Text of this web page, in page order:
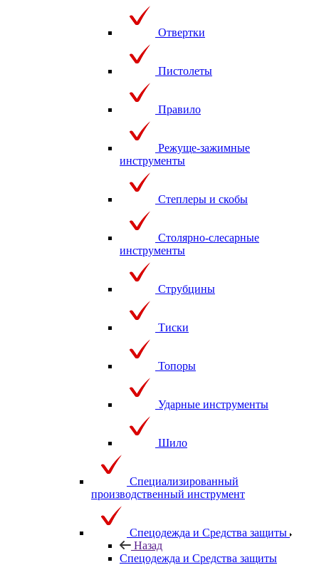
Отвертки
Пистолеты
Правило
Режуще-зажимные
инструменты
Степлеры и скобы
Столярно-слесарные
инструменты
Струбцины
Тиски
Топоры
Ударные инструменты
Шило
Специализированный
производственный инструмент
Спецодежда и Средства защиты
Назад
Спецодежда и Средства защиты